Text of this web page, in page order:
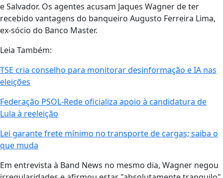
e Salvador. Os agentes acusam Jaques Wagner de ter
recebido vantagens do banqueiro Augusto Ferreira Lima,
ex-sócio do Banco Master.
Leia Também:
TSE cria conselho para monitorar desinformação e IA nas
eleições
Federação PSOL-Rede oficializa apoio à candidatura de
Lula à reeleição
Lei garante frete mínimo no transporte de cargas; saiba o
que muda
Em entrevista à Band News no mesmo dia, Wagner negou